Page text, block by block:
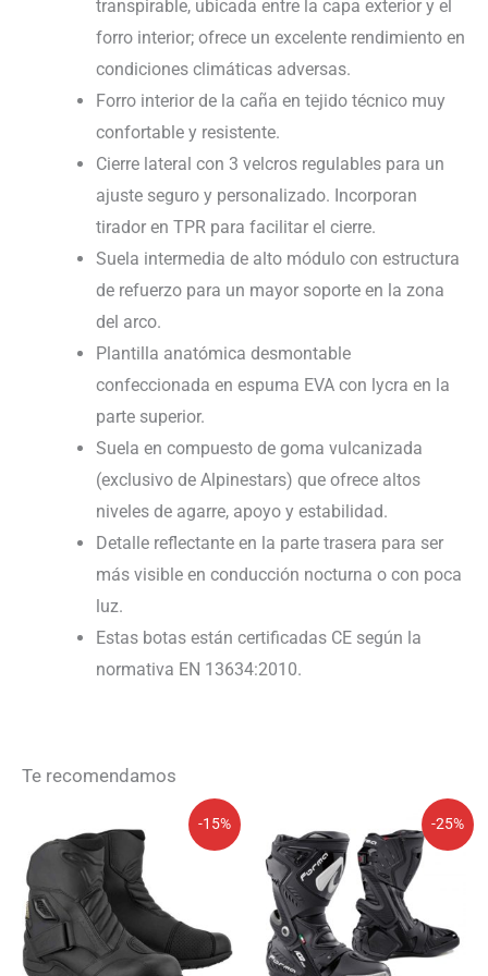
transpirable, ubicada entre la capa exterior y el
forro interior; ofrece un excelente rendimiento en
condiciones climáticas adversas.
Forro interior de la caña en tejido técnico muy
confortable y resistente.
Cierre lateral con 3 velcros regulables para un
ajuste seguro y personalizado. Incorporan
tirador en TPR para facilitar el cierre.
Suela intermedia de alto módulo con estructura
de refuerzo para un mayor soporte en la zona
del arco.
Plantilla anatómica desmontable
confeccionada en espuma EVA con lycra en la
parte superior.
Suela en compuesto de goma vulcanizada
(exclusivo de Alpinestars) que ofrece altos
niveles de agarre, apoyo y estabilidad.
Detalle reflectante en la parte trasera para ser
más visible en conducción nocturna o con poca
luz.
Estas botas están certificadas CE según la
normativa EN 13634:2010.
Te recomendamos
-15%
precio
original
era:
264,95€.
precio
225,21€.
-25%
precio
original
era:
309,90€.
precio
actual
es:
232,43€.